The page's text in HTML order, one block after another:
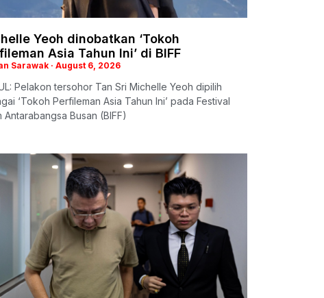
Yeoh dinobatkan ‘Tokoh
Asia Tahun Ini’ di BIFF
Sarawak August 6, 2026
Pelakon tersohor Tan Sri Michelle Yeoh dipilih
‘Tokoh Perfileman Asia Tahun Ini’ pada Festival
Antarabangsa Busan (BIFF)